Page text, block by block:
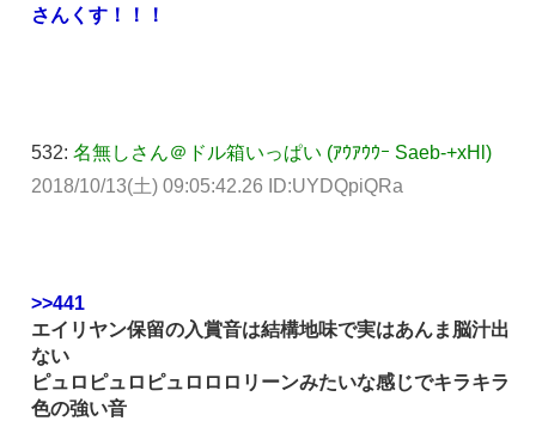
さんくす！！！
532: 名無しさん＠ドル箱いっぱい (ｱｳｱｳｳｰ Saeb-+xHl)
2018/10/13(土) 09:05:42.26 ID:UYDQpiQRa
>>441
エイリヤン保留の入賞音は結構地味で実はあんま脳汁出
ない
ピュロピュロピュロロロリーンみたいな感じでキラキラ
色の強い音